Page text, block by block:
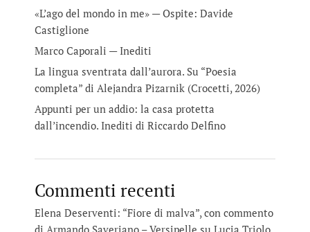
«L’ago del mondo in me» — Ospite: Davide
Castiglione
Marco Caporali — Inediti
La lingua sventrata dall’aurora. Su “Poesia
completa” di Alejandra Pizarnik (Crocetti, 2026)
Appunti per un addio: la casa protetta
dall’incendio. Inediti di Riccardo Delfino
Commenti recenti
Elena Deserventi: “Fiore di malva”, con commento
di Armando Saveriano – Versipelle su Lucia Triolo